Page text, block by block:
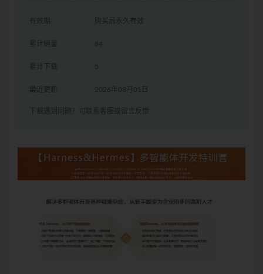
有效期 购买后永久有效
累计销量 84
累计下载 5
最近更新 2026年08月01日
下载遇到问题？可联系客服或留言反馈